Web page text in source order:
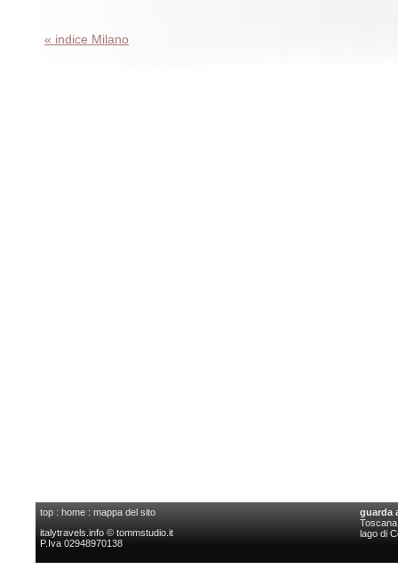
« indice Milano
top : home : mappa del sito
italytravels.info © tommstudio.it
P.Iva 02948970138
guarda
lago di